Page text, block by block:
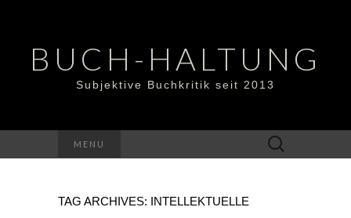
BUCH-HALTUNG
Subjektive Buchkritik seit 2013
MENU
Suchen
nach:
TAG ARCHIVES: INTELLEKTUELLE